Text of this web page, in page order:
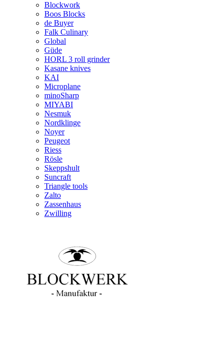
Blockwork
Boos Blocks
de Buyer
Falk Culinary
Global
Güde
HORL 3 roll grinder
Kasane knives
KAI
Microplane
minoSharp
MIYABI
Nesmuk
Nordklinge
Noyer
Peugeot
Riess
Rösle
Skeppshult
Suncraft
Triangle tools
Zalto
Zassenhaus
Zwilling